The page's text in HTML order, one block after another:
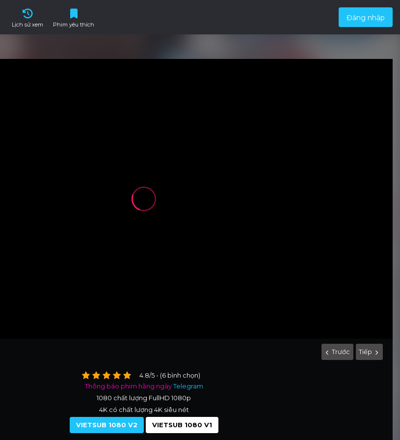
Lịch sử xem
Phim yêu thích
Đăng nhập
Trước Tiếp
4.8/5 - (6 bình chọn)
Thông báo phim hằng ngàyTelegram
1080 chất lượng FullHD 1080p
4K có chất lượng 4K siêu nét
VIETSUB 1080 V2
VIETSUB 1080 V1